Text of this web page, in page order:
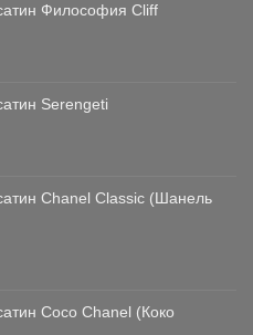
Философия Cliff
Serengeti
Chanel Classic (Шанель
Coco Chanel (Коко